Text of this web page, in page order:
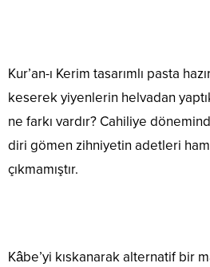
Kur’an-ı Kerim tasarımlı pasta
keserek yiyenlerin helvadan
ne farkı vardır? Cahiliye
diri gömen zihniyetin adetleri
çıkmamıştır.
Kâbe’yi kıskanarak alternatif bir